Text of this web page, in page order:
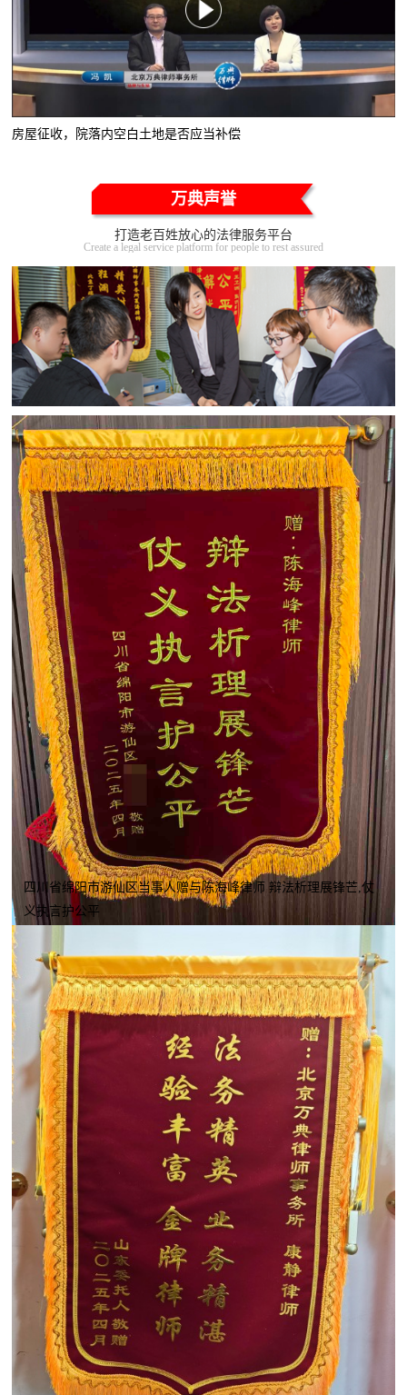
房屋征收，院落内空白土地是否应当补偿
万典声誉
打造老百姓放心的法律服务平台
Create a legal service platform for people to rest assured
四川省绵阳市游仙区当事人赠与陈海峰律师 辩法析理展锋芒,仗
义执言护公平